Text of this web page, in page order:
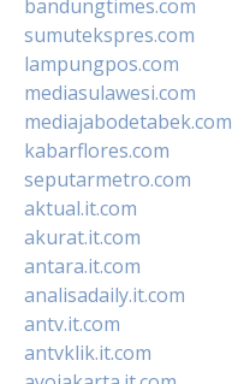
bandungtimes.com
sumutekspres.com
lampungpos.com
mediasulawesi.com
mediajabodetabek.com
kabarflores.com
seputarmetro.com
aktual.it.com
akurat.it.com
antara.it.com
analisadaily.it.com
antv.it.com
antvklik.it.com